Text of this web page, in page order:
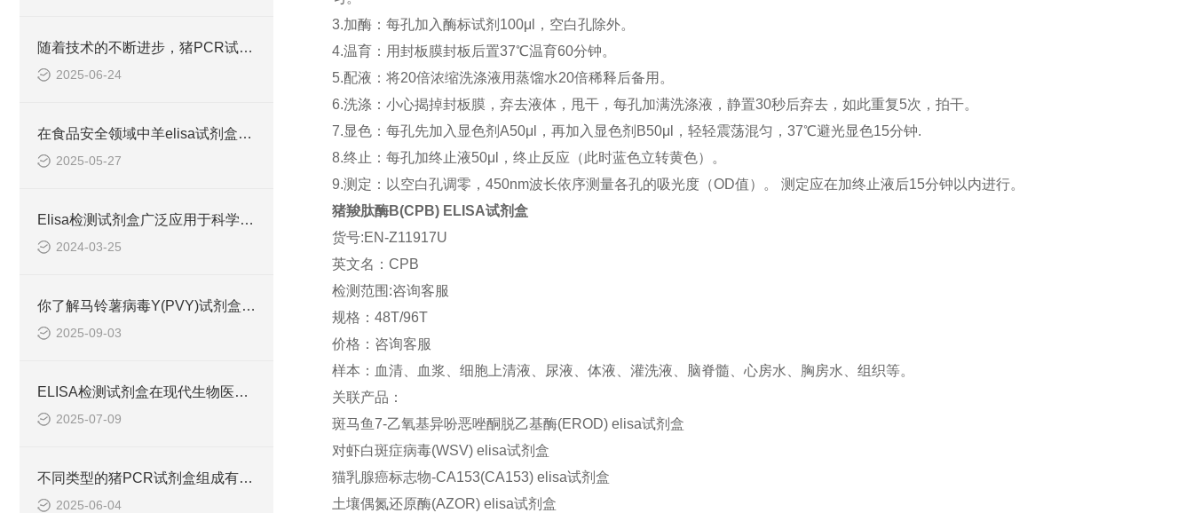
随着技术的不断进步，猪PCR试剂盒在不断的发展和*
2025-06-24
在食品安全领域中羊elisa试剂盒也有着一定的应用
2025-05-27
Elisa检测试剂盒广泛应用于科学研究和临床诊断中
2024-03-25
你了解马铃薯病毒Y(PVY)试剂盒吗？
2025-09-03
ELISA检测试剂盒在现代生物医学研究中的作用
2025-07-09
不同类型的猪PCR试剂盒组成有所差异
2025-06-04
3.加酶：每孔加入酶标试剂100μl，空白孔除外。
4.温育：用封板膜封板后置37℃温育60分钟。
5.配液：将20倍浓缩洗涤液用蒸馏水20倍稀释后备用。
6.洗涤：小心揭掉封板膜，弃去液体，甩干，每孔加满洗涤液，静置30秒后弃去，如此重复5次，拍干。
7.显色：每孔先加入显色剂A50μl，再加入显色剂B50μl，轻轻震荡混匀，37℃避光显色15分钟.
8.终止：每孔加终止液50μl，终止反应（此时蓝色立转黄色）。
9.测定：以空白孔调零，450nm波长依序测量各孔的吸光度（OD值）。 测定应在加终止液后15分钟以内进行。
猪羧肽酶B(CPB) ELISA试剂盒
货号:EN-Z11917U
英文名：CPB
检测范围:咨询客服
规格：48T/96T
价格：咨询客服
样本：血清、血浆、细胞上清液、尿液、体液、灌洗液、脑脊髓、心房水、胸房水、组织等。
关联产品：
斑马鱼7-乙氧基异吩恶唑酮脱乙基酶(EROD) elisa试剂盒
对虾白斑症病毒(WSV) elisa试剂盒
猫乳腺癌标志物-CA153(CA153) elisa试剂盒
土壤偶氮还原酶(AZOR) elisa试剂盒